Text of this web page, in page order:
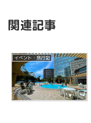
関連記事
イベント・旅行記